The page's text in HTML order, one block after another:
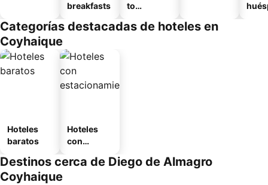
breakfasts
to
o
Categorías destacadas de hoteles en
Coyhaique
Hoteles
baratos
Hoteles
con
miento
Destinos cerca de Diego de Almagro
Coyhaique